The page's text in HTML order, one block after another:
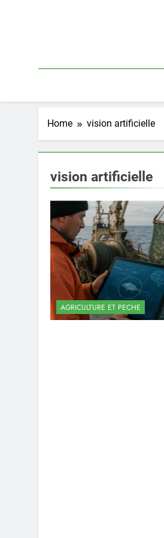
Home vision artificielle
vision artificielle
AGRICULTURE ET PECHE